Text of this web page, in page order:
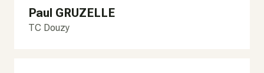
Paul GRUZELLE
TC Douzy